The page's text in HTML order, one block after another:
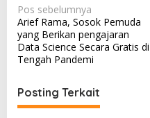
N
a
v
i
g
a
Pos sebelumnya
Arief Rama, Sosok Pemuda
yang Berikan pengajaran
Data Science Secara Gratis di
Tengah Pandemi
Posting Terkait